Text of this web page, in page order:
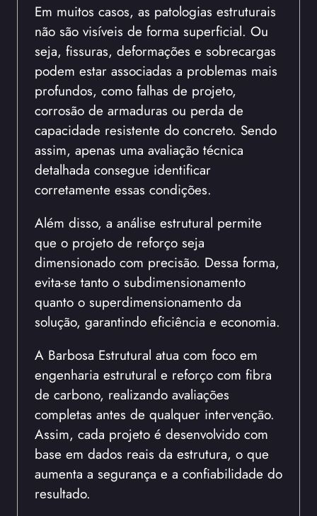
Em muitos casos, as patologias estruturais
não são visíveis de forma superficial. Ou
seja, fissuras, deformações e sobrecargas
podem estar associadas a problemas mais
profundos, como falhas de projeto,
corrosão de armaduras ou perda de
capacidade resistente do concreto. Sendo
assim, apenas uma avaliação técnica
detalhada consegue identificar
corretamente essas condições.
Além disso, a análise estrutural permite
que o projeto de reforço seja
dimensionado com precisão. Dessa forma,
evita-se tanto o subdimensionamento
quanto o superdimensionamento da
solução, garantindo eficiência e economia.
A Barbosa Estrutural atua com foco em
engenharia estrutural e reforço com fibra
de carbono, realizando avaliações
completas antes de qualquer intervenção.
Assim, cada projeto é desenvolvido com
base em dados reais da estrutura, o que
aumenta a segurança e a confiabilidade do
resultado.